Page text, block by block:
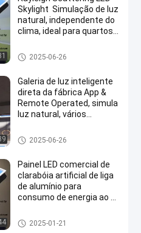
Skylight ️ Simulação de luz
natural, independente do
clima, ideal para quartos
Painéis da claraboia do falso
2025-06-26
Galeria de luz inteligente
direta da fábrica App &
Remote Operated, simula
luz natural, vários
Painéis da claraboia do falso
2025-06-26
Painel LED comercial de
clarabóia artificial de liga
de alumínio para
consumo de energia ao ar
Clarabóia de LED Artificial
2025-01-21